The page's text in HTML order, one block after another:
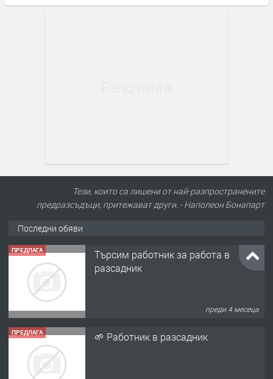
Тези, които са лишени от най-разпространените
предразсъдъци, притежават други. - Наполеон Бонапарт
Последни обяви
ПРЕДЛАГА
Търсим работник за работа в
разсадник
преди 4 месеца
ПРЕДЛАГА 🌱 Работник в разсадник